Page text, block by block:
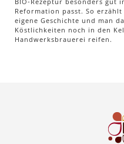
Reformation passt. So
eigene Geschichte und man
Köstlichkeiten noch in den
Handwerksbrauerei reifen.